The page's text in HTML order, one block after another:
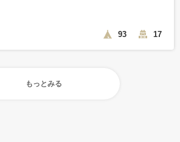
93 17
もっとみる